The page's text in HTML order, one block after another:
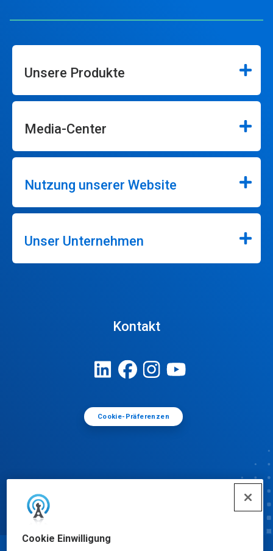
Cookie Einwilligung
Unsere Produkte
Media-Center
Nutzung unserer Website
Unser Unternehmen
Kontakt
Cookie-Präferenzen